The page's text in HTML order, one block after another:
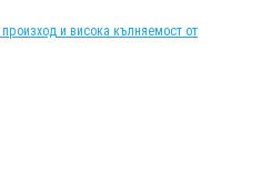
и висока кълняемост от